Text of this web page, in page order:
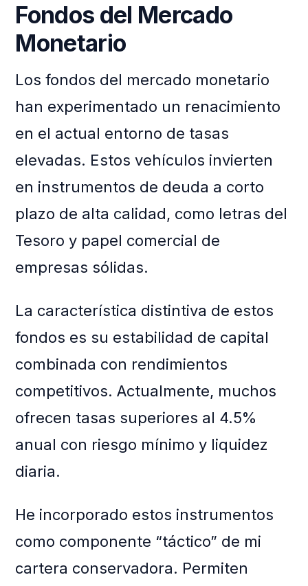
Fondos del Mercado
Monetario
Los fondos del mercado monetario
han experimentado un renacimiento
en el actual entorno de tasas
elevadas. Estos vehículos invierten
en instrumentos de deuda a corto
plazo de alta calidad, como letras del
Tesoro y papel comercial de
empresas sólidas.
La característica distintiva de estos
fondos es su estabilidad de capital
combinada con rendimientos
competitivos. Actualmente, muchos
ofrecen tasas superiores al 4.5%
anual con riesgo mínimo y liquidez
diaria.
He incorporado estos instrumentos
como componente “táctico” de mi
cartera conservadora. Permiten